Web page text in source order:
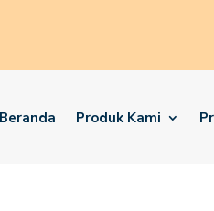
Beranda Produk Kami